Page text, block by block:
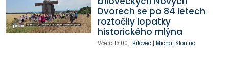
Dvorech se po 84 letech
roztočily lopatky
historického mlýna
Včera 13:00 | Bílovec| Michal Slonina